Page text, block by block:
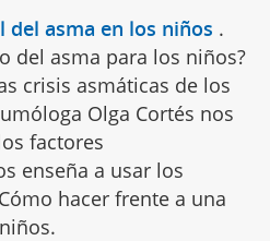
asma en los niños .
del asma para los niños?
crisis asmáticas de los
Olga Cortés nos
factores
enseña a usar los
hacer frente a una